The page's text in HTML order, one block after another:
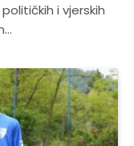
i vjerskih